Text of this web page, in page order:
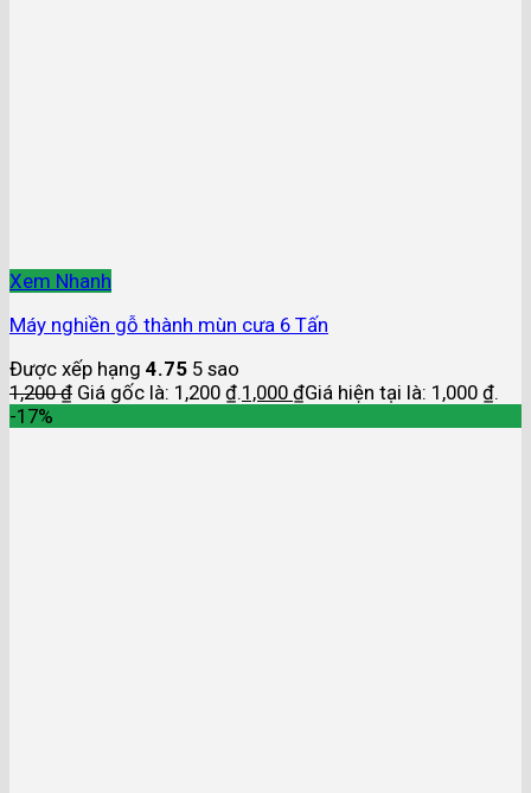
Xem Nhanh
Máy nghiền gỗ thành mùn cưa 6 Tấn
Được xếp hạng 4.75 5 sao
1,200₫ Giá gốc là: 1,200 ₫.1,000 ₫Giá hiện tại là: 1,000 ₫.
-17%